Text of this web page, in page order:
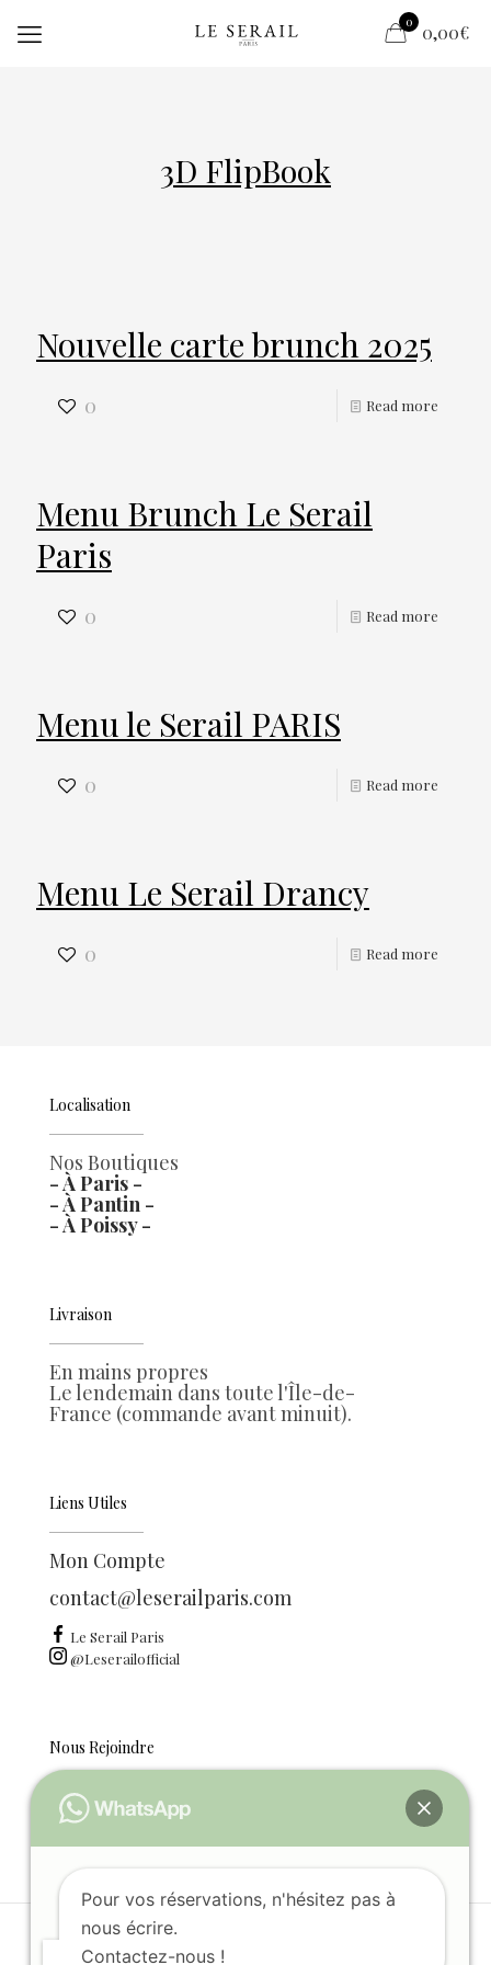
0 0,00€
3D FlipBook
Nouvelle carte brunch 2025
0 Read more
Menu Brunch Le Serail
Paris
0 Read more
Menu le Serail PARIS
0 Read more
Menu Le Serail Drancy
0 Read more
Localisation
Nos Boutiques
- À Paris -
- À Pantin -
- À Poissy -
Livraison
En mains propres
Le lendemain dans toute l'Île-de-
France (commande avant minuit).
Liens Utiles
Mon Compte
contact@leserailparis.com
Le Serail Paris
@Leserailofficial
Nous Rejoindre
Ouvrir une boutique
Recrutement
© 2026 Le Serail Paris. Tous droits réservés. Conception
Pour vos réservations, n'hésitez pas à
nous écrire.
Contactez-nous !